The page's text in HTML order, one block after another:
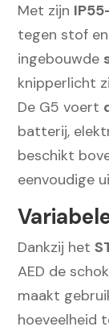
Met zijn
tegen stof
ingebouwde
knipperlicht
De G5 voert
batterij,
beschikt
eenvoudige
Dankzij het
AED de
maakt
hoeveelheid